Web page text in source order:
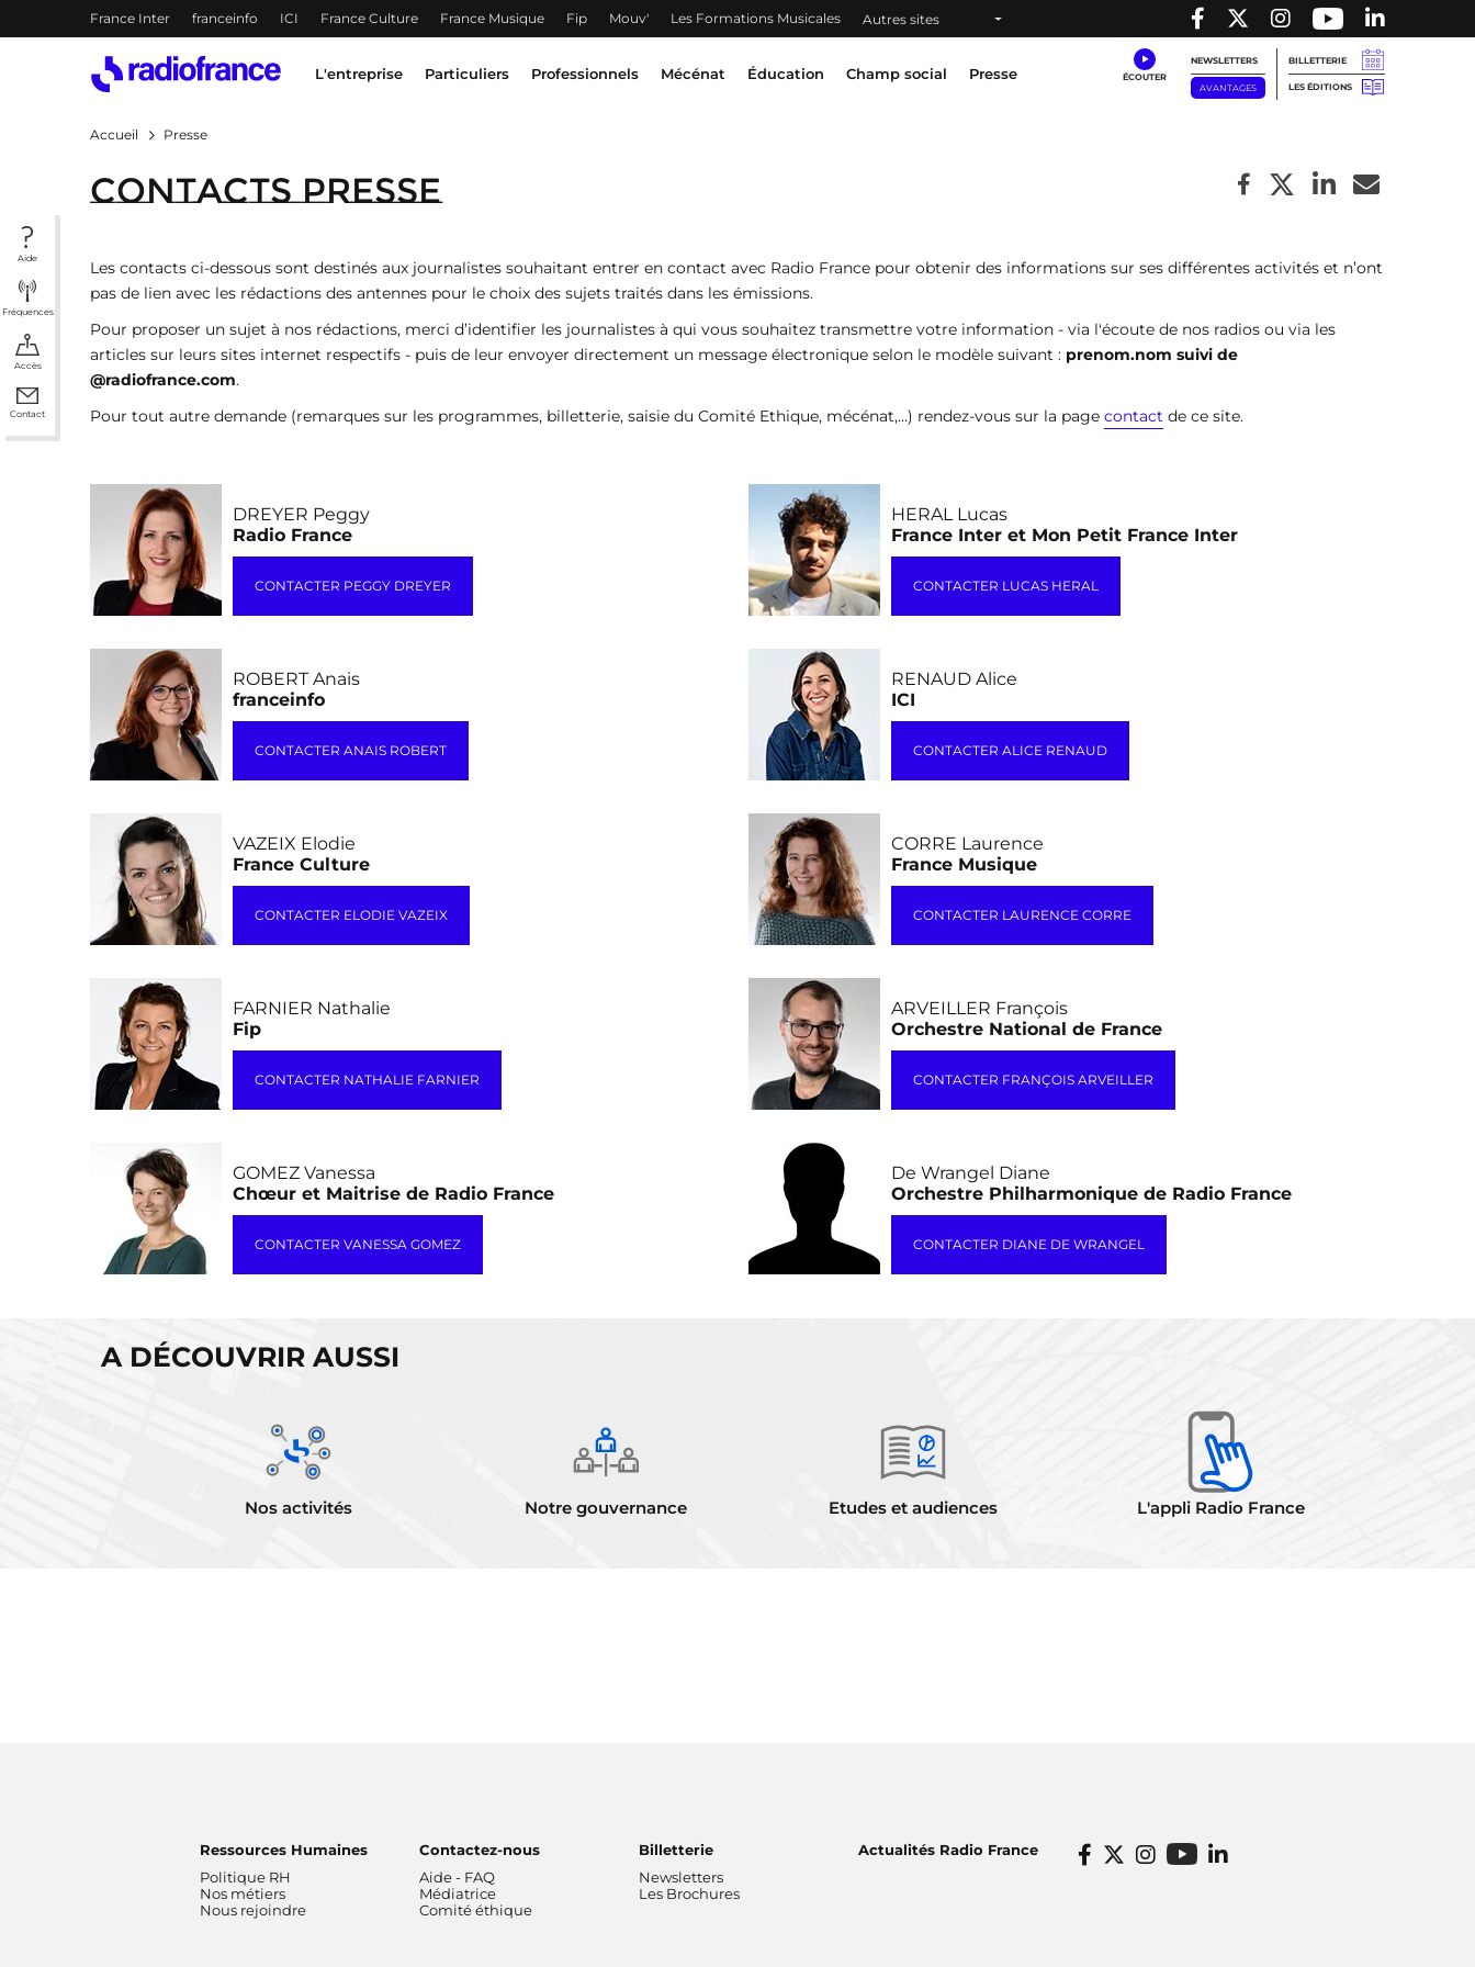
Accès direct :
Menu principal
France Inter franceinfo ICI France Culture France Musique Fip Mouv' Les Formations Musicales Autres sites
Menu principal
L'entreprise Particuliers Professionnels Mécénat Éducation Champ social Presse
NEWSLETTERS
AVANTAGES
BILLETTERIE
LES ÉDITIONS
Aide
Fréquences
Accès
Contact
Accueil Presse
Contacts Presse
Les contacts ci-dessous sont destinés aux journalistes souhaitant entrer en contact avec Radio France pour obtenir des informations sur ses différentes activités et n’ont
pas de lien avec les rédactions des antennes pour le choix des sujets traités dans les émissions.
Pour proposer un sujet à nos rédactions, merci d’identifier les journalistes à qui vous souhaitez transmettre votre information - via l'écoute de nos radios ou via les
articles sur leurs sites internet respectifs - puis de leur envoyer directement un message électronique selon le modèle suivant : prenom.nom suivi de
@radiofrance.com.
Pour tout autre demande (remarques sur les programmes, billetterie, saisie du Comité Ethique, mécénat,…) rendez-vous sur la page contact de ce site.
DREYER Peggy
Radio France
CONTACTER PEGGY DREYER
HERAL Lucas
France Inter et Mon Petit France Inter
CONTACTER LUCAS HERAL
ROBERT Anais
franceinfo
CONTACTER ANAIS ROBERT
RENAUD Alice
ICI
CONTACTER ALICE RENAUD
VAZEIX Elodie
France Culture
CONTACTER ELODIE VAZEIX
CORRE Laurence
France Musique
CONTACTER LAURENCE CORRE
FARNIER Nathalie
Fip
CONTACTER NATHALIE FARNIER
ARVEILLER François
Orchestre National de France
CONTACTER FRANÇOIS ARVEILLER
GOMEZ Vanessa
Chœur et Maitrise de Radio France
CONTACTER VANESSA GOMEZ
De Wrangel Diane
Orchestre Philharmonique de Radio France
CONTACTER DIANE DE WRANGEL
A DÉCOUVRIR AUSSI
Nos activités Notre gouvernance Etudes et audiences L'appli Radio France
Ressources Humaines
Politique RH
Nos métiers
Nous rejoindre
Contactez-nous
Aide - FAQ
Médiatrice
Comité éthique
Billetterie
Newsletters
Les Brochures
Actualités Radio France